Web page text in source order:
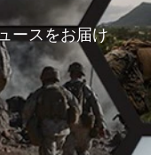
ースをお届け